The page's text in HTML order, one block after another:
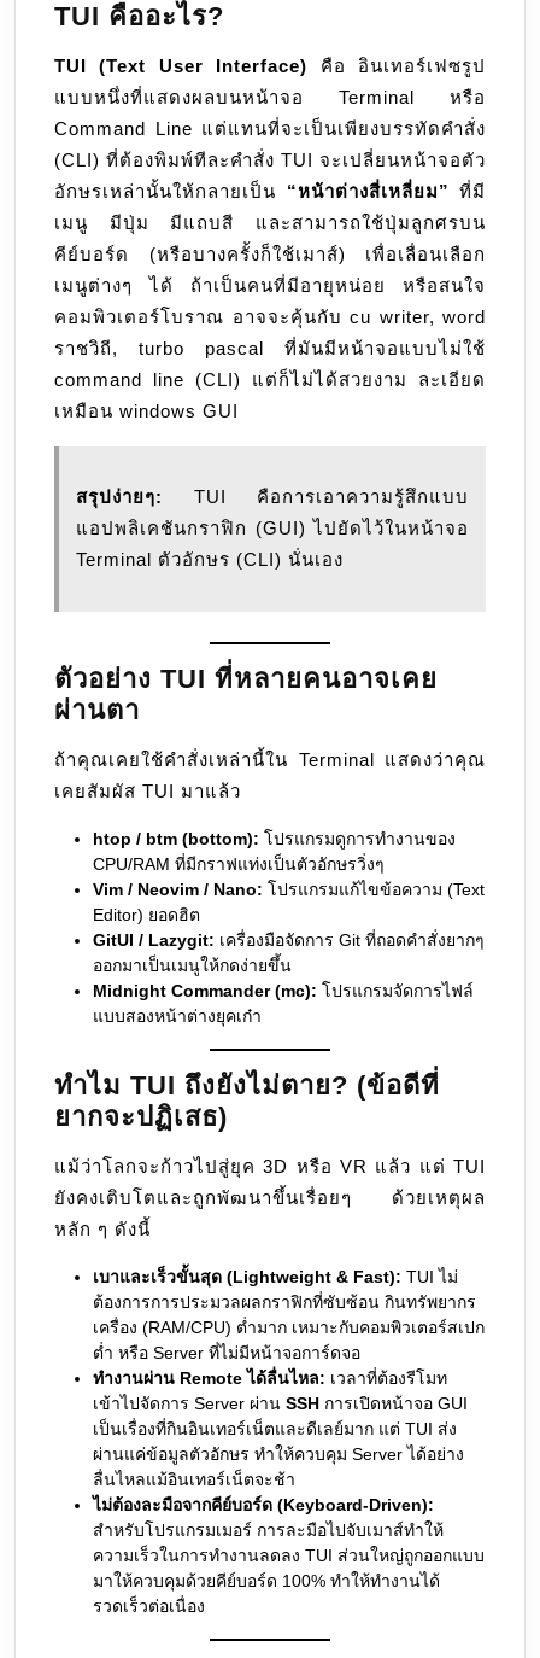
TUI คืออะไร?
TUI (Text User Interface) คือ อินเทอร์เฟซรูป
แบบหนึ่งที่แสดงผลบนหน้าจอ Terminal หรือ
Command Line แต่แทนที่จะเป็นเพียงบรรทัดคำสั่ง
(CLI) ที่ต้องพิมพ์ทีละคำสั่ง TUI จะเปลี่ยนหน้าจอตัว
อักษรเหล่านั้นให้กลายเป็น “หน้าต่างสี่เหลี่ยม” ที่มี
เมนู มีปุ่ม มีแถบสี และสามารถใช้ปุ่มลูกศรบน
คีย์บอร์ด (หรือบางครั้งก็ใช้เมาส์) เพื่อเลื่อนเลือก
เมนูต่างๆ ได้ ถ้าเป็นคนที่มีอายุหน่อย หรือสนใจ
คอมพิวเตอร์โบราณ อาจจะคุ้นกับ cu writer, word
ราชวิถี, turbo pascal ที่มันมีหน้าจอแบบไม่ใช้
command line (CLI) แต่ก็ไม่ได้สวยงาม ละเอียด
เหมือน windows GUI
สรุปง่ายๆ:
TUI คือการเอาความรู้สึกแบบ
แอปพลิเคชันกราฟิก (GUI) ไปยัดไว้ในหน้าจอ
Terminal ตัวอักษร (CLI) นั่นเอง
ตัวอย่าง TUI ที่หลายคนอาจเคย
ผ่านตา
ถ้าคุณเคยใช้คำสั่งเหล่านี้ใน Terminal แสดงว่าคุณ
เคยสัมผัส TUI มาแล้ว
htop / btm (bottom): โปรแกรมดูการทำงานของ
CPU/RAM ที่มีกราฟแท่งเป็นตัวอักษรวิ่งๆ
Vim / Neovim / Nano: โปรแกรมแก้ไขข้อความ (Text
Editor) ยอดฮิต
GitUI / Lazygit: เครื่องมือจัดการ Git ที่ถอดคำสั่งยากๆ
ออกมาเป็นเมนูให้กดง่ายขึ้น
Midnight Commander (mc): โปรแกรมจัดการไฟล์
แบบสองหน้าต่างยุคเก๋า
ทำไม TUI ถึงยังไม่ตาย? (ข้อดีที่
ยากจะปฏิเสธ)
แม้ว่าโลกจะก้าวไปสู่ยุค 3D หรือ VR แล้ว แต่ TUI
ยังคงเติบโตและถูกพัฒนาขึ้นเรื่อยๆ ด้วยเหตุผล
หลัก ๆ ดังนี้
เบาและเร็วขั้นสุด (Lightweight & Fast): TUI ไม่
ต้องการการประมวลผลกราฟิกที่ซับซ้อน กินทรัพยากร
เครื่อง (RAM/CPU) ต่ำมาก เหมาะกับคอมพิวเตอร์สเปก
ต่ำ หรือ Server ที่ไม่มีหน้าจอการ์ดจอ
ทำงานผ่าน Remote ได้ลื่นไหล: เวลาที่ต้องรีโมท
เข้าไปจัดการ Server ผ่าน SSH การเปิดหน้าจอ GUI
เป็นเรื่องที่กินอินเทอร์เน็ตและดีเลย์มาก แต่ TUI ส่ง
ผ่านแค่ข้อมูลตัวอักษร ทำให้ควบคุม Server ได้อย่าง
ลื่นไหลแม้อินเทอร์เน็ตจะช้า
ไม่ต้องละมือจากคีย์บอร์ด (Keyboard-Driven):
สำหรับโปรแกรมเมอร์ การละมือไปจับเมาส์ทำให้
ความเร็วในการทำงานลดลง TUI ส่วนใหญ่ถูกออกแบบ
มาให้ควบคุมด้วยคีย์บอร์ด 100% ทำให้ทำงานได้
รวดเร็วต่อเนื่อง